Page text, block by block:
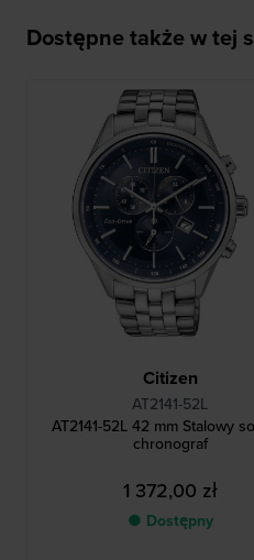
Dostępne także w tej
Citizen
AT2141-52L
AT2141-52L 42 mm Stalowy
chronograf
1 372,00 zł
● Dostępny